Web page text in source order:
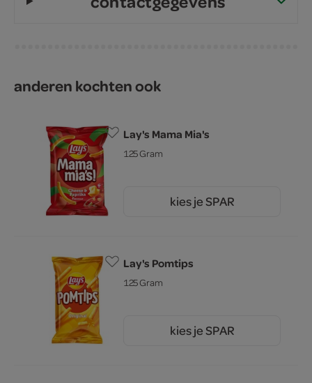
anderen kochten ook
Lay's Mama Mia's
125 Gram
kies je SPAR
Lay's Pomtips
125 Gram
kies je SPAR